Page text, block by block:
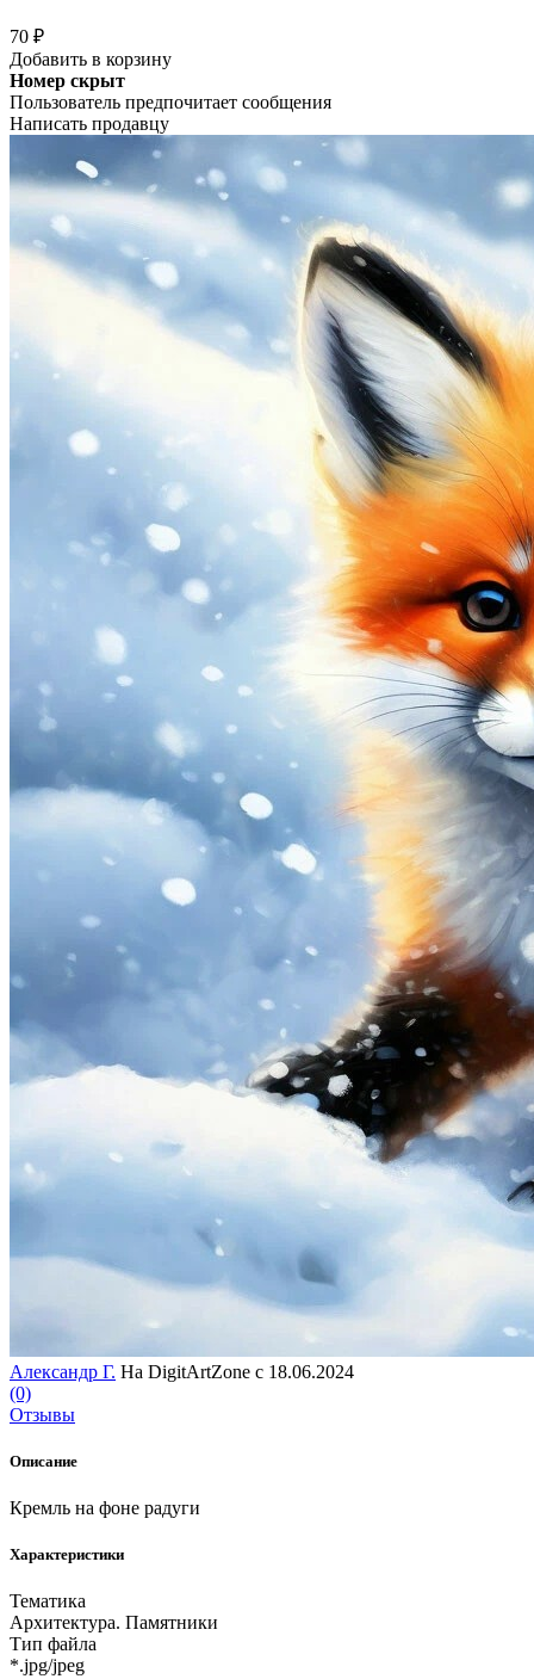
70 ₽
Добавить в корзину
Номер скрыт
Пользователь предпочитает сообщения
Написать продавцу
Александр Г. На DigitArtZone с 18.06.2024
(0)
Отзывы
Описание
Кремль на фоне радуги
Характеристики
Тематика
Архитектура. Памятники
Тип файла
*.jpg/jpeg